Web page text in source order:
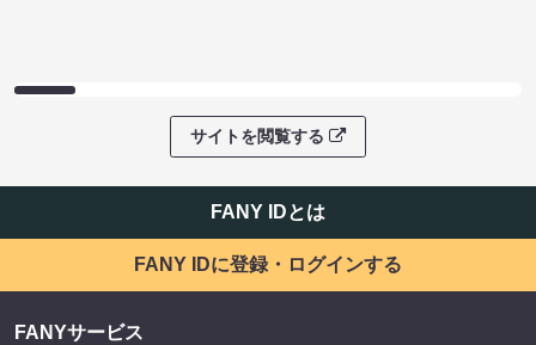
サイトを閲覧する
FANY IDとは
FANY IDに登録・ログインする
FANYサービス